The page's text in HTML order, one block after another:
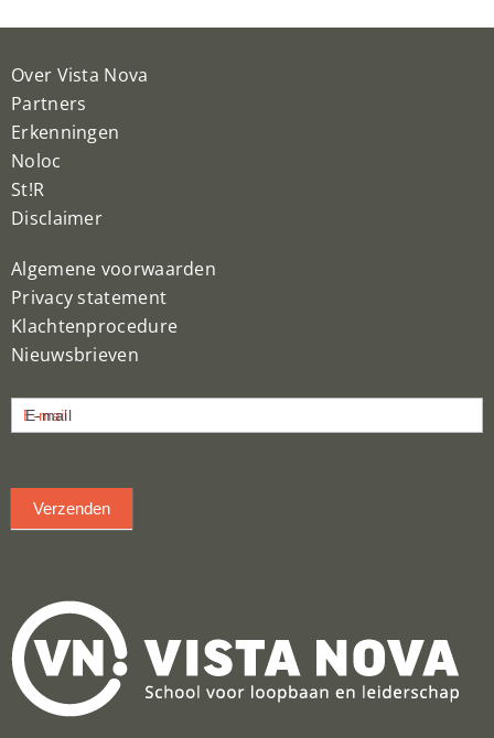
Over Vista Nova
Partners
Erkenningen
Noloc
St!R
Disclaimer
Algemene voorwaarden
Privacy statement
Klachtenprocedure
Nieuwsbrieven
inschrijven
E-mail
Verzenden